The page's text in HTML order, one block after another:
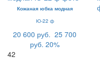
Кожаная юбка модная
Ю-22 ф
20 600 руб. 25 700
руб. 20%
42